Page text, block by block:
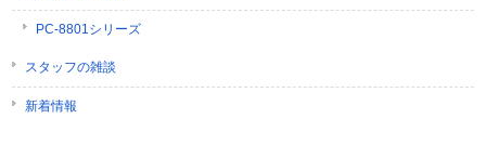
PC-8801シリーズ
スタッフの雑談
新着情報